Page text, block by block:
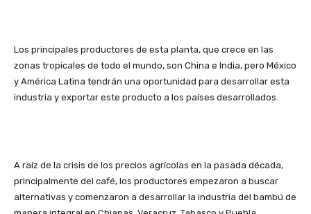
Los principales productores de esta planta, que crece en las
zonas tropicales de todo el mundo, son China e India, pero México
y América Latina tendrán una oportunidad para desarrollar esta
industria y exportar este producto a los países desarrollados.
A raíz de la crisis de los precios agrícolas en la pasada década,
principalmente del café, los productores empezaron a buscar
alternativas y comenzaron a desarrollar la industria del bambú de